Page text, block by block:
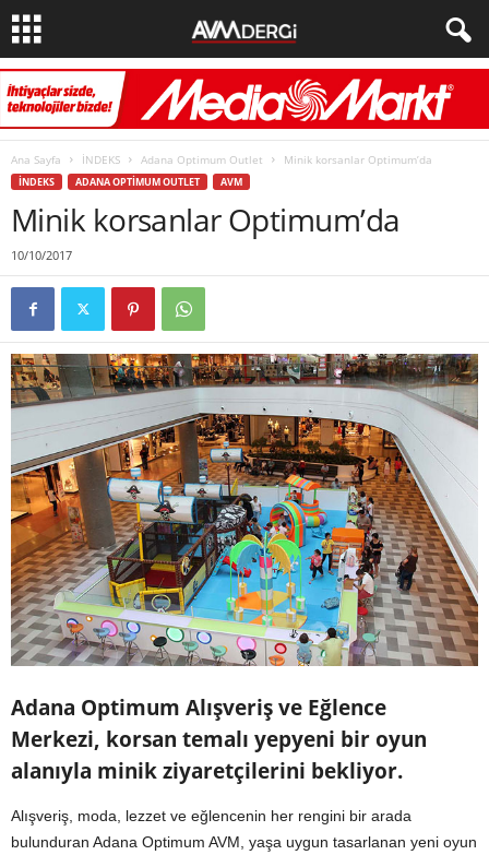
Ana Sayfa İNDEKS Adana Optimum Outlet Minik korsanlar Optimum’da
İNDEKS ADANA OPTIMUM OUTLET AVM
Minik korsanlar Optimum’da
10/10/2017
Adana Optimum Alışveriş ve Eğlence
Merkezi, korsan temalı yepyeni bir oyun
alanıyla minik ziyaretçilerini bekliyor.
Alışveriş, moda, lezzet ve eğlencenin her rengini bir arada
bulunduran Adana Optimum AVM, yaşa uygun tasarlanan yeni oyun